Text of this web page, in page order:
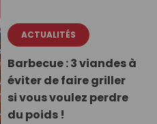
ACTUALITÉS
Barbecue : 3 viandes à
éviter de faire griller
si vous voulez perdre
du poids !